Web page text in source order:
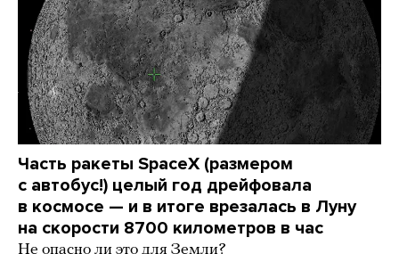
Часть ракеты SpaceX (размером
с автобус!) целый год дрейфовала
в космосе — и в итоге врезалась в Луну
на скорости 8700 километров в час
Не опасно ли это для Земли?